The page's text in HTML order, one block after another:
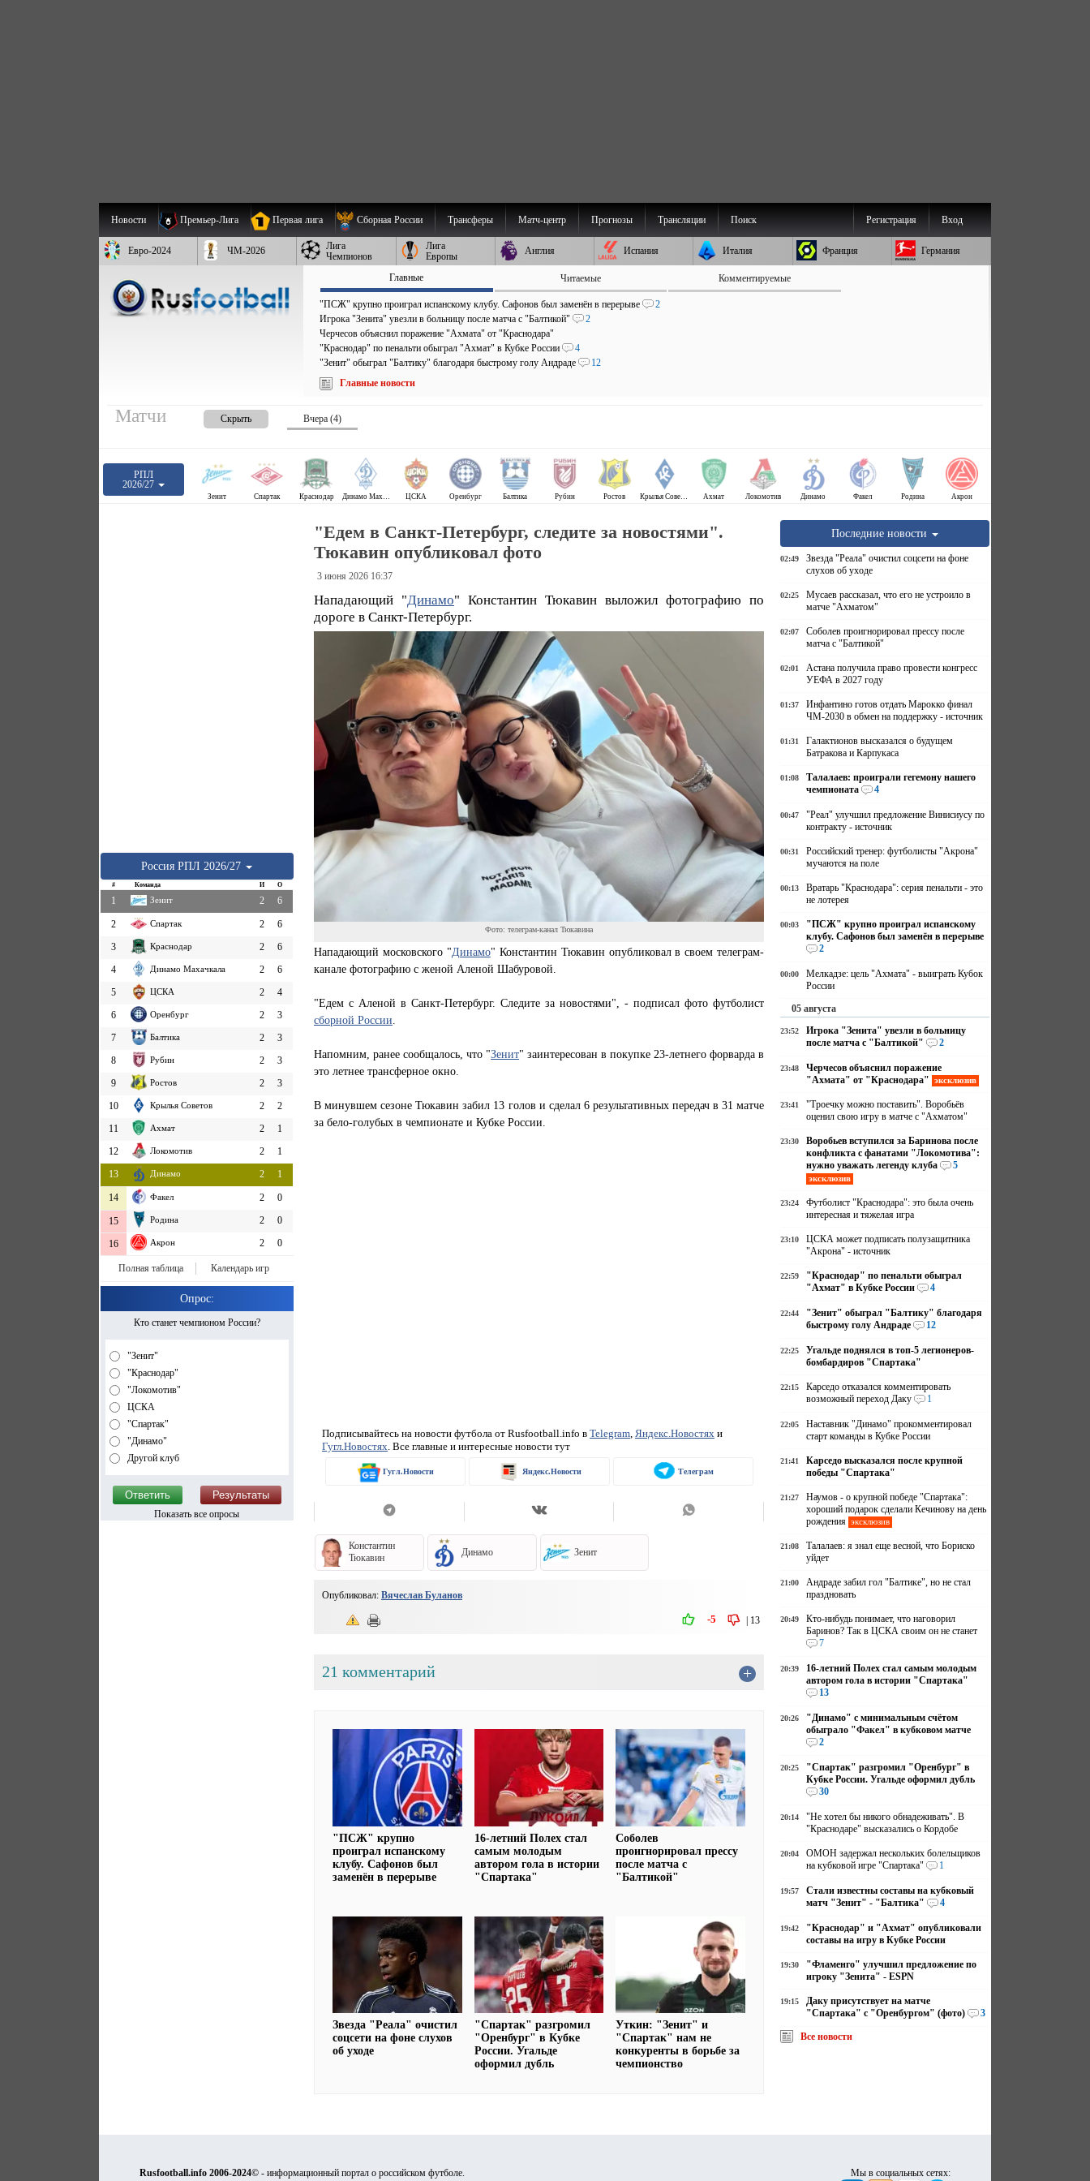
Новости Премьер-Лига Первая лига Сборная России Трансферы Матч-центр Прогнозы Трансляции Поиск Вход
Регистрация
Евро-2024 ЧМ-2026
Лига
Чемпионов
Лига
Европы
Англия Испания Италия Франция Германия
Главные Читаемые Комментируемые
"ПСЖ" крупно проиграл испанскому клубу. Сафонов был заменён в перерыве
2
Игрока "Зенита" увезли в больницу после матча с "Балтикой"
2
Черчесов объяснил поражение "Ахмата" от "Краснодара"
"Краснодар" по пенальти обыграл "Ахмат" в Кубке России
4
"Зенит" обыграл "Балтику" благодаря быстрому голу Андраде
12
Главные новости
Матчи Скрыть Вчера (4)
РПЛ
2026/27
Зенит Спартак Краснодар Динамо Махачкала ЦСКА Оренбург Балтика Рубин Ростов Крылья Советов Ахмат Локомотив Динамо Факел Родина Акрон
Россия РПЛ 2026/27
# Команда И О
1 Зенит 2 6
2 Спартак 2
6
3
Краснодар 2
6
4
Динамо Махачкала 2
6
5
ЦСКА 2
4
6
Оренбург 2
3
7
Балтика 2
3
8
Рубин 2
3
9
Ростов 2
3
10
Крылья Советов 2
2
11
Ахмат 2
1
12
Локомотив 2
1
13
Динамо 2 1
14 Факел 2 0
15 Родина 2 0
16 Акрон 2 0
Полная таблица Календарь игр
Опрос:
Кто станет чемпионом России?
"Зенит"
"Краснодар"
"Локомотив"
ЦСКА
"Спартак"
"Динамо"
Другой клуб
Показать все опросы
"Едем в Санкт-Петербург, следите за новостями".
Тюкавин опубликовал фото
3 июня 2026 16:37
Нападающий "Динамо" Константин Тюкавин выложил фотографию по
дороге в Санкт-Петербург.
Фото: телеграм-канал Тюкавина
Нападающий московского "Динамо" Константин Тюкавин опубликовал в своем телеграм-
канале фотографию с женой Аленой Шабуровой.
"Едем с Аленой в Санкт-Петербург. Следите за новостями", - подписал фото футболист
сборной России
Напомним, ранее сообщалось, что "Зенит" заинтересован в покупке 23-летнего форварда в
это летнее трансферное окно.
В минувшем сезоне Тюкавин забил 13 голов и сделал 6 результативных передач в 31 матче
за бело-голубых в чемпионате и Кубке России.
Подписывайтесь на новости футбола от Rusfootball.info в Telegram, Яндекс.Новостях и
Гугл.Новостях . Все главные и интересные новости тут
Гугл.Новости Яндекс.Новости Телеграм
Константин
Тюкавин
Динамо Зенит
Опубликовал: Вячеслав Буланов
| 13
-5
21 комментарий +
"ПСЖ" крупно
проиграл испанскому
клубу. Сафонов был
заменён в перерыве
16-летний Полех стал
самым молодым
автором гола в истории
"Спартака"
Соболев
проигнорировал прессу
после матча с
"Балтикой"
Звезда "Реала" очистил
соцсети на фоне слухов
об уходе
"Спартак" разгромил
"Оренбург" в Кубке
России. Угальде
оформил дубль
Уткин: "Зенит" и
"Спартак" нам не
конкуренты в борьбе за
чемпионство
Последние новости
02:49
Звезда "Реала" очистил соцсети на фоне
слухов об уходе
02:25
Мусаев рассказал, что его не устроило в
матче "Ахматом"
02:07
Соболев проигнорировал прессу после
матча с "Балтикой"
02:01
Астана получила право провести конгресс
УЕФА в 2027 году
01:37
Инфантино готов отдать Марокко финал
ЧМ-2030 в обмен на поддержку - источник
01:31
Галактионов высказался о будущем
Батракова и Карпукаса
01:08
Талалаев: проиграли гегемону нашего
чемпионата
4
00:47
"Реал" улучшил предложение Винисиусу по
контракту - источник
00:31
Российский тренер: футболисты "Акрона"
мучаются на поле
00:13
Вратарь "Краснодара": серия пенальти - это
не лотерея
00:03
"ПСЖ" крупно проиграл испанскому
клубу. Сафонов был заменён в перерыве
2
00:00
Мелкадзе: цель "Ахмата" - выиграть Кубок
России
05 августа
23:52
Игрока "Зенита" увезли в больницу
после матча с "Балтикой"
2
23:48
Черчесов объяснил поражение
"Ахмата" от "Краснодара"
эксклюзив
23:41
"Троечку можно поставить". Воробьёв
оценил свою игру в матче с "Ахматом"
23:30
Воробьев вступился за Баринова после
конфликта с фанатами "Локомотива":
нужно уважать легенду клуба
5
эксклюзив
23:24
Футболист "Краснодара": это была очень
интересная и тяжелая игра
23:10
ЦСКА может подписать полузащитника
"Акрона" - источник
22:59
"Краснодар" по пенальти обыграл
"Ахмат" в Кубке России
4
22:44
"Зенит" обыграл "Балтику" благодаря
быстрому голу Андраде
12
22:25
Угальде поднялся в топ-5 легионеров-
бомбардиров "Спартака"
22:15
Карседо отказался комментировать
возможный переход Даку
1
22:05
Наставник "Динамо" прокомментировал
старт команды в Кубке России
21:41
Карседо высказался после крупной
победы "Спартака"
21:27
Наумов - о крупной победе "Спартака":
хороший подарок сделали Кечинову на день
рождения эксклюзив
21:08
Талалаев: я знал еще весной, что Бориско
уйдет
21:00
Андраде забил гол "Балтике", но не стал
праздновать
20:49
Кто-нибудь понимает, что наговорил
Баринов? Так в ЦСКА своим он не станет
7
20:39
16-летний Полех стал самым молодым
автором гола в истории "Спартака"
13
20:26
"Динамо" с минимальным счётом
обыграло "Факел" в кубковом матче
2
20:25
"Спартак" разгромил "Оренбург" в
Кубке России. Угальде оформил дубль
30
20:14
"Не хотел бы никого обнадеживать". В
"Краснодаре" высказались о Кордобе
20:04
ОМОН задержал нескольких болельщиков
на кубковой игре "Спартака"
1
19:57
Стали известны составы на кубковый
матч "Зенит" - "Балтика"
4
19:42
"Краснодар" и "Ахмат" опубликовали
составы на игру в Кубке России
19:30
"Фламенго" улучшил предложение по
игроку "Зенита" - ESPN
19:15
Даку присутствует на матче
"Спартака" с "Оренбургом" (фото)
3
Все новости
Rusfootball.info 2006-2024© - информационный портал о российском футболе.
Мы в социальных сетях: